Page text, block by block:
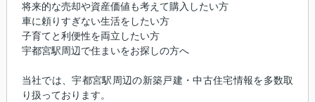
将来的な売却や資産価値も考えて購入したい方
車に頼りすぎない生活をしたい方
子育てと利便性を両立したい方
宇都宮駅周辺で住まいをお探しの方へ
当社では、宇都宮駅周辺の新築戸建・中古住宅情報を多数取
り扱っております。